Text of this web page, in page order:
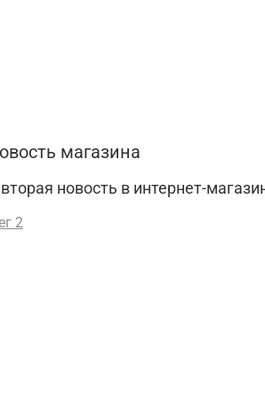
магазина
новость в интернет-
2